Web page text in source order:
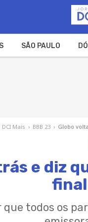
SÃO PAULO
DCI Mais › BBB 23 › Globo
e diz
final
que todos os